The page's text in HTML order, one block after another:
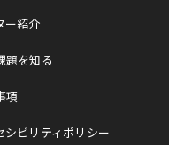
ー紹介
題を知る
項
シビリティポリシー